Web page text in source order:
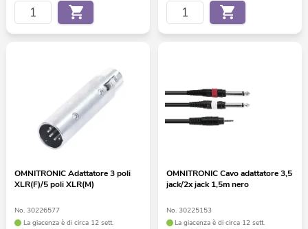
OMNITRONIC Adattatore 3 poli
XLR(F)/5 poli XLR(M)
No. 30226577
La giacenza è di circa 12 sett.
OMNITRONIC Cavo adattatore 3,5
jack/2x jack 1,5m nero
No. 30225153
La giacenza è di circa 12 sett.